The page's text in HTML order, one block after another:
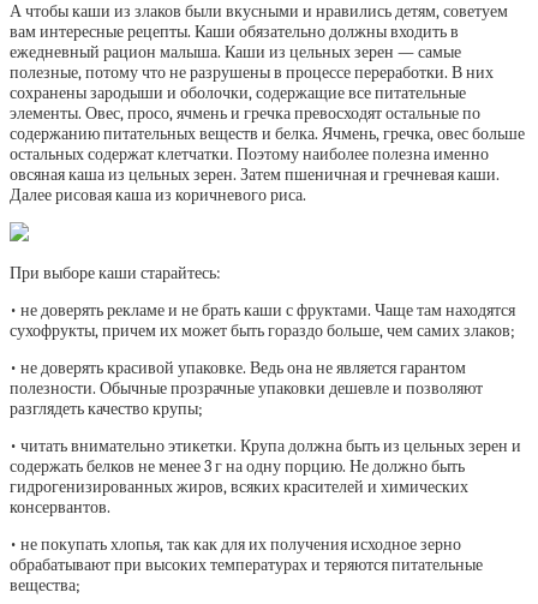
А чтобы каши из злаков были вкусными и нравились детям, советуем
вам интересные рецепты. Каши обязательно должны входить в
ежедневный рацион малыша. Каши из цельных зерен — самые
полезные, потому что не разрушены в процессе переработки. В них
сохранены зародыши и оболочки, содержащие все питательные
элементы. Овес, просо, ячмень и гречка превосходят остальные по
содержанию питательных веществ и белка. Ячмень, гречка, овес больше
остальных содержат клетчатки. Поэтому наиболее полезна именно
овсяная каша из цельных зерен. Затем пшеничная и гречневая каши.
Далее рисовая каша из коричневого риса.
При выборе каши старайтесь:
• не доверять рекламе и не брать каши с фруктами. Чаще там находятся
сухофрукты, причем их может быть гораздо больше, чем самих злаков;
• не доверять красивой упаковке. Ведь она не является гарантом
полезности. Обычные прозрачные упаковки дешевле и позволяют
разглядеть качество крупы;
• читать внимательно этикетки. Крупа должна быть из цельных зерен и
содержать белков не менее 3 г на одну порцию. Не должно быть
гидрогенизированных жиров, всяких красителей и химических
консервантов.
• не покупать хлопья, так как для их получения исходное зерно
обрабатывают при высоких температурах и теряются питательные
вещества;